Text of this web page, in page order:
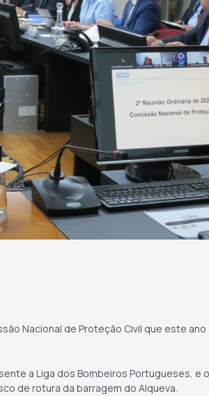
Nacional de Proteção Civil que este
a Liga dos Bombeiros Portugueses,
de rotura da barragem do Alqueva.